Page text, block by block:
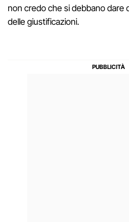
non credo che si debbano dare
delle giustificazioni.